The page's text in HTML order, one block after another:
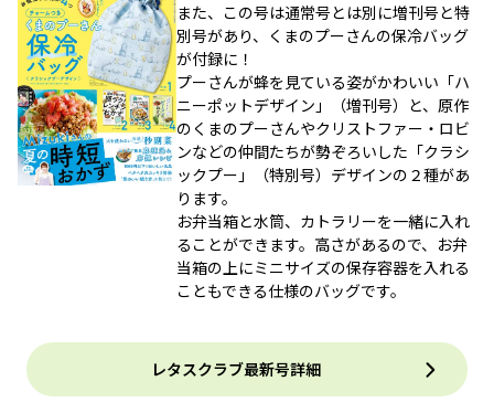
また、この号は通常号とは別に増刊号と特
別号があり、くまのプーさんの保冷バッグ
が付録に！
プーさんが蜂を見ている姿がかわいい「ハ
ニーポットデザイン」（増刊号）と、原作
のくまのプーさんやクリストファー・ロビ
ンなどの仲間たちが勢ぞろいした「クラシ
ックプー」（特別号）デザインの２種があ
ります。
お弁当箱と水筒、カトラリーを一緒に入れ
ることができます。高さがあるので、お弁
当箱の上にミニサイズの保存容器を入れる
こともできる仕様のバッグです。
レタスクラブ最新号詳細